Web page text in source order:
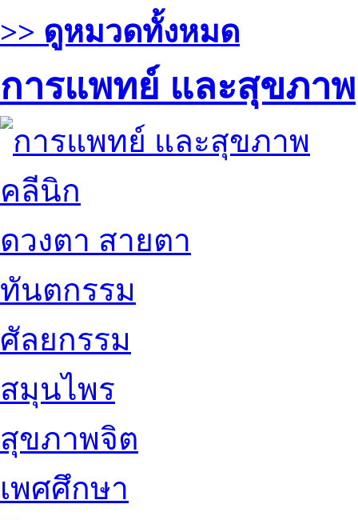
>> ดูหมวดทั้งหมด
การแพทย์ และสุขภาพ
คลีนิก
ดวงตา สายตา
ทันตกรรม
ศัลยกรรม
สมุนไพร
สุขภาพจิต
เพศศึกษา